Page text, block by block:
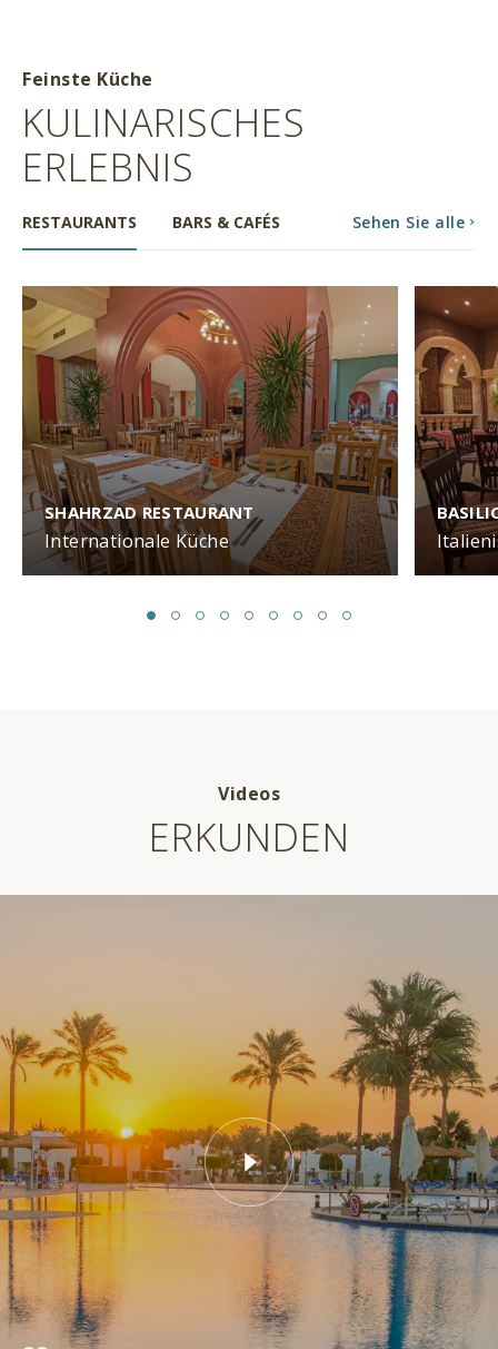
Feinste Küche
KULINARISCHES
ERLEBNIS
RESTAURANTS BARS & CAFÉS Sehen Sie alle
SHAHRZAD RESTAURANT
Internationale Küche
Videos
ERKUNDEN